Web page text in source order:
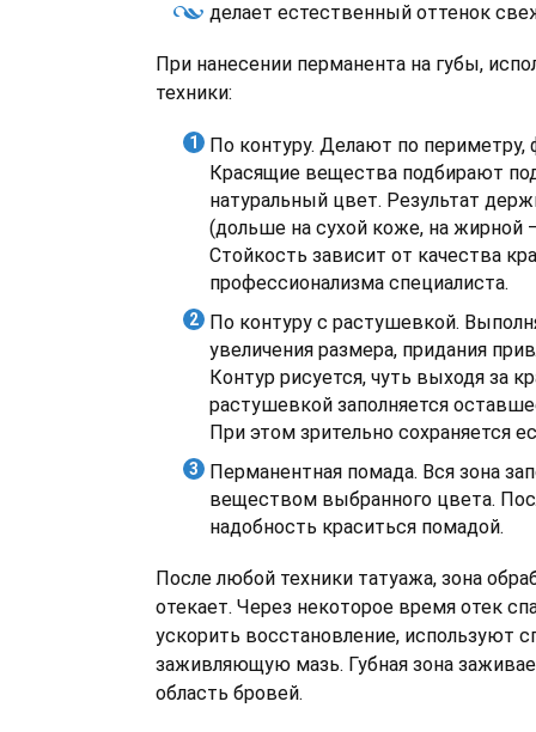
делает естественный оттенок
При нанесении перманента на губы,
техники:
По контуру. Делают по периметру,
Красящие вещества подбирают
натуральный цвет. Результат
(дольше на сухой коже, на жирной
Стойкость зависит от качества
профессионализма специалиста.
По контуру с растушевкой.
увеличения размера, придания
Контур рисуется, чуть выходя за
растушевкой заполняется
При этом зрительно сохраняется
Перманентная помада. Вся зона
веществом выбранного цвета.
надобность краситься помадой.
После любой техники татуажа, зона
отекает. Через некоторое время отек
ускорить восстановление, используют
заживляющую мазь. Губная зона
область бровей.